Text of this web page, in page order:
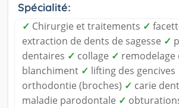
Spécialité:
✓ Chirurgie et traitements ✓
extraction de dents de sagesse ✓
dentaires ✓ collage ✓ remodelage
blanchiment ✓ lifting des gencives
orthodontie (broches) ✓ carie
maladie parodontale ✓